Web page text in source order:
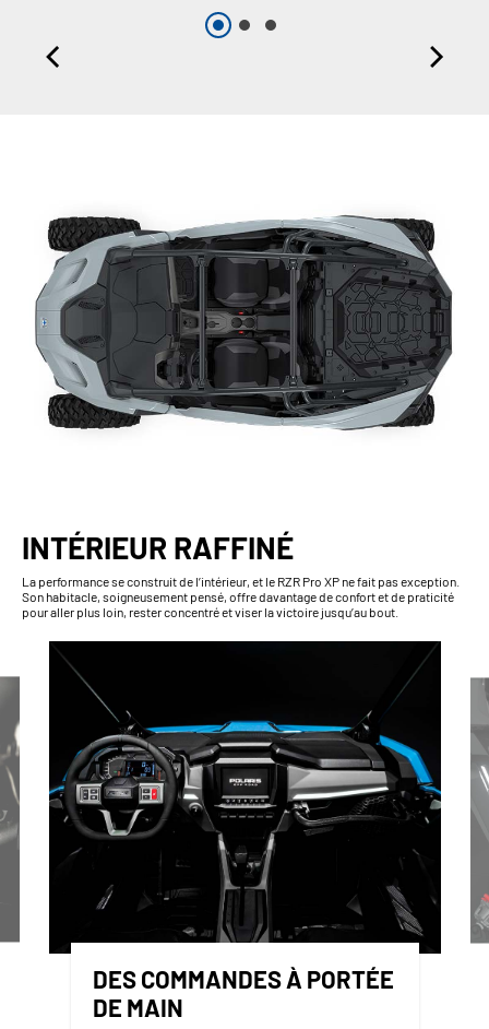
INTÉRIEUR RAFFINÉ
La performance se construit de l’intérieur, et le RZR Pro XP ne fait pas exception.
Son habitacle, soigneusement pensé, offre davantage de confort et de praticité
pour aller plus loin, rester concentré et viser la victoire jusqu’au bout.
DES COMMANDES À PORTÉE
DE MAIN